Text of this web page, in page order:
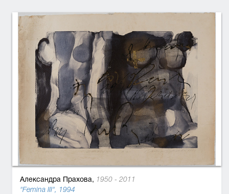
Александра Прахова, 1950 - 2011
"Femina III", 1994